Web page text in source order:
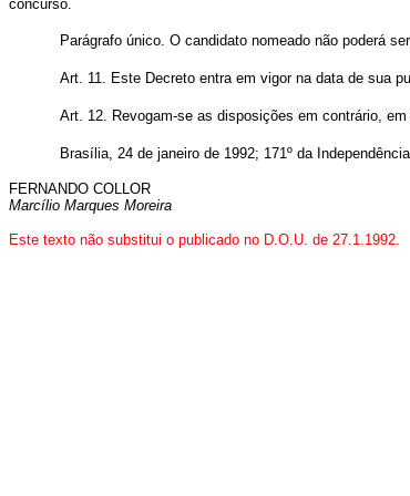
concurso.
Parágrafo único. O candidato nomeado não poderá
Art. 11. Este Decreto entra em vigor na data de sua
Art. 12. Revogam-se as disposições em contrário,
Brasília, 24 de janeiro de 1992; 171º da
FERNANDO COLLOR
Marcílio Marques Moreira
Este texto não substitui o publicado no D.O.U. de 27.1.1992.